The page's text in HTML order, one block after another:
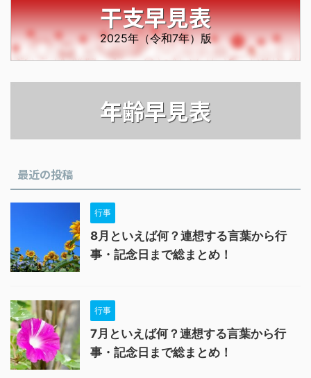
干支早見表
2025年（令和7年）版
年齢早見表
最近の投稿
行事
8月といえば何？連想する言葉から行
事・記念日まで総まとめ！
行事
7月といえば何？連想する言葉から行
事・記念日まで総まとめ！